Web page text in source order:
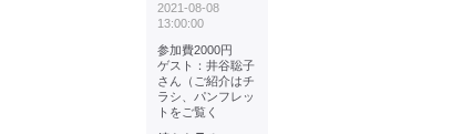
2021-08-08
13:00:00
参加費2000円
ゲスト：井谷聡子
さん（ご紹介はチ
ラシ、パンフレッ
トをご覧く